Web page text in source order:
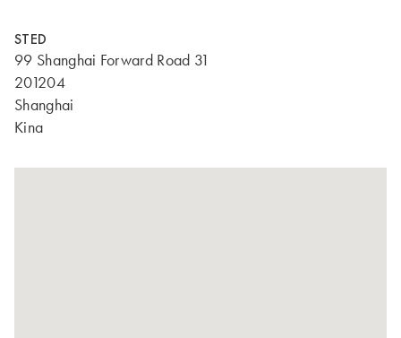
STED
99 Shanghai Forward Road 31
201204
Shanghai
Kina